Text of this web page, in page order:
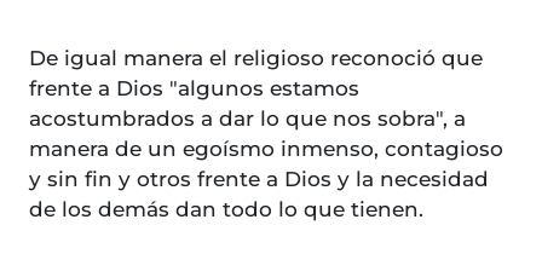
De igual manera el religioso reconoció que
frente a Dios "algunos estamos
acostumbrados a dar lo que nos sobra", a
manera de un egoísmo inmenso, contagioso
y sin fin y otros frente a Dios y la necesidad
de los demás dan todo lo que tienen.